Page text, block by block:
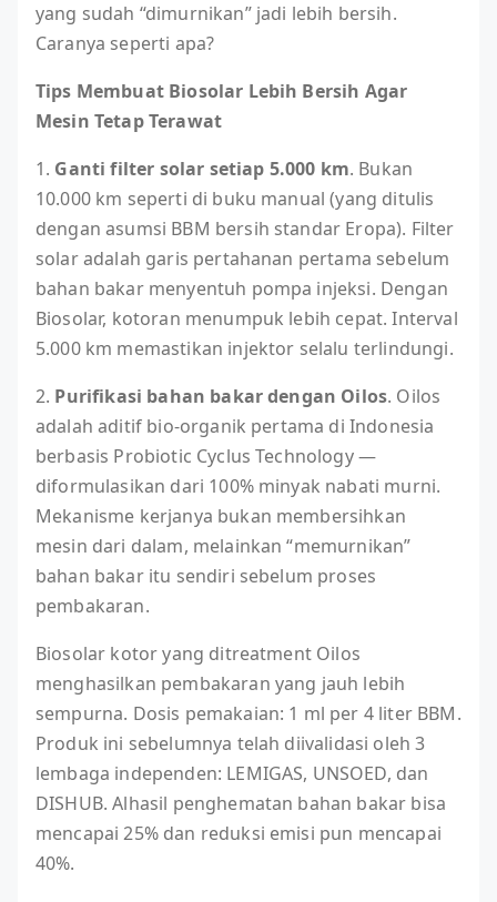
yang sudah “dimurnikan” jadi lebih bersih.
Caranya seperti apa?
Tips Membuat Biosolar Lebih Bersih Agar
Mesin Tetap Terawat
1. Ganti filter solar setiap 5.000 km. Bukan
10.000 km seperti di buku manual (yang ditulis
dengan asumsi BBM bersih standar Eropa). Filter
solar adalah garis pertahanan pertama sebelum
bahan bakar menyentuh pompa injeksi. Dengan
Biosolar, kotoran menumpuk lebih cepat. Interval
5.000 km memastikan injektor selalu terlindungi.
2. Purifikasi bahan bakar dengan Oilos. Oilos
adalah aditif bio-organik pertama di Indonesia
berbasis Probiotic Cyclus Technology —
diformulasikan dari 100% minyak nabati murni.
Mekanisme kerjanya bukan membersihkan
mesin dari dalam, melainkan “memurnikan”
bahan bakar itu sendiri sebelum proses
pembakaran.
Biosolar kotor yang ditreatment Oilos
menghasilkan pembakaran yang jauh lebih
sempurna. Dosis pemakaian: 1 ml per 4 liter BBM.
Produk ini sebelumnya telah diivalidasi oleh 3
lembaga independen: LEMIGAS, UNSOED, dan
DISHUB. Alhasil penghematan bahan bakar bisa
mencapai 25% dan reduksi emisi pun mencapai
40%.